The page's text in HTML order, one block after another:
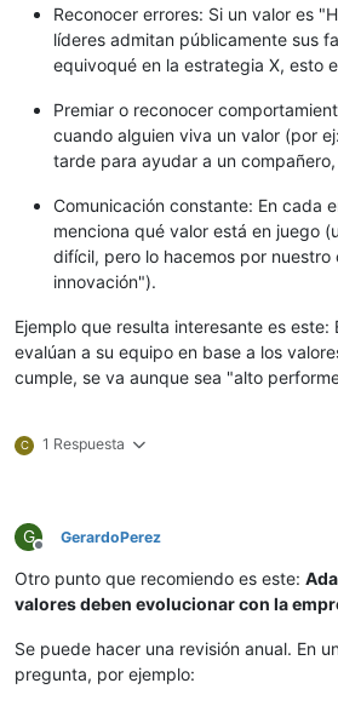
Reconocer errores: Si un valor es
líderes admitan públicamente sus
equivoqué en la estrategia X, esto
Premiar o reconocer
cuando alguien viva un valor (por
tarde para ayudar a un
Comunicación constante: En cada
menciona qué valor está en juego
difícil, pero lo hacemos por nuestro
innovación").
Ejemplo que resulta interesante es este:
evalúan a su equipo en base a los
cumple, se va aunque sea "alto
C 1 Respuesta
G
Desconectado
GerardoPerez
Otro punto que recomiendo es este:
valores deben evolucionar con la
Se puede hacer una revisión anual. En
pregunta, por ejemplo: